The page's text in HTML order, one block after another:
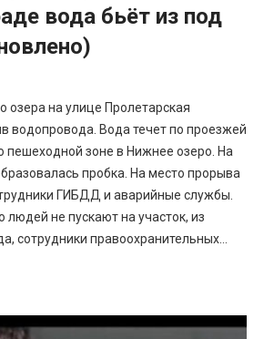
вода бьёт из под
озера на улице Пролетарская
водопровода. Вода течет по проезжей
пешеходной зоне в Нижнее озеро. На
пробка. На место прорыва
ГИБДД и аварийные службы.
не пускают на участок, из
сотрудники правоохранительных...